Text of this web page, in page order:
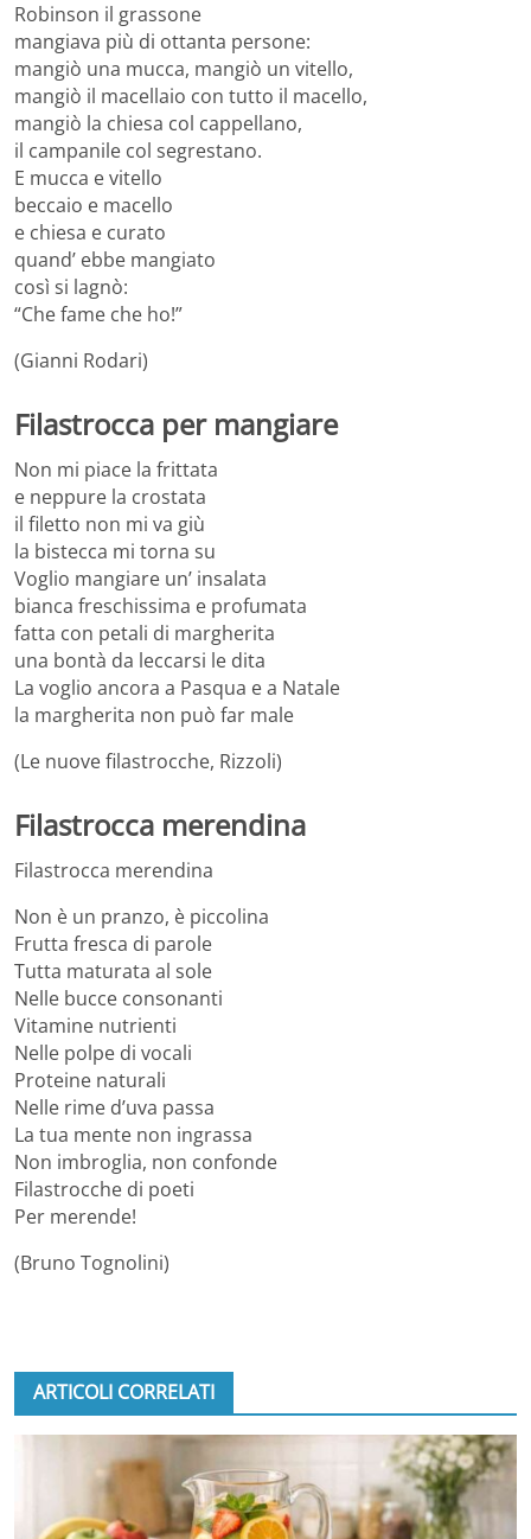
Robinson il grassone
mangiava più di ottanta persone:
mangiò una mucca, mangiò un vitello,
mangiò il macellaio con tutto il macello,
mangiò la chiesa col cappellano,
il campanile col segrestano.
E mucca e vitello
beccaio e macello
e chiesa e curato
quand’ ebbe mangiato
così si lagnò:
“Che fame che ho!”
(Gianni Rodari)
Filastrocca per mangiare
Non mi piace la frittata
e neppure la crostata
il filetto non mi va giù
la bistecca mi torna su
Voglio mangiare un’ insalata
bianca freschissima e profumata
fatta con petali di margherita
una bontà da leccarsi le dita
La voglio ancora a Pasqua e a Natale
la margherita non può far male
(Le nuove filastrocche, Rizzoli)
Filastrocca merendina
Filastrocca merendina
Non è un pranzo, è piccolina
Frutta fresca di parole
Tutta maturata al sole
Nelle bucce consonanti
Vitamine nutrienti
Nelle polpe di vocali
Proteine naturali
Nelle rime d’uva passa
La tua mente non ingrassa
Non imbroglia, non confonde
Filastrocche di poeti
Per merende!
(Bruno Tognolini)
ARTICOLI CORRELATI